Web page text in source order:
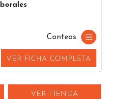
Conteos
VER FICHA COMPLETA
VER TIENDA